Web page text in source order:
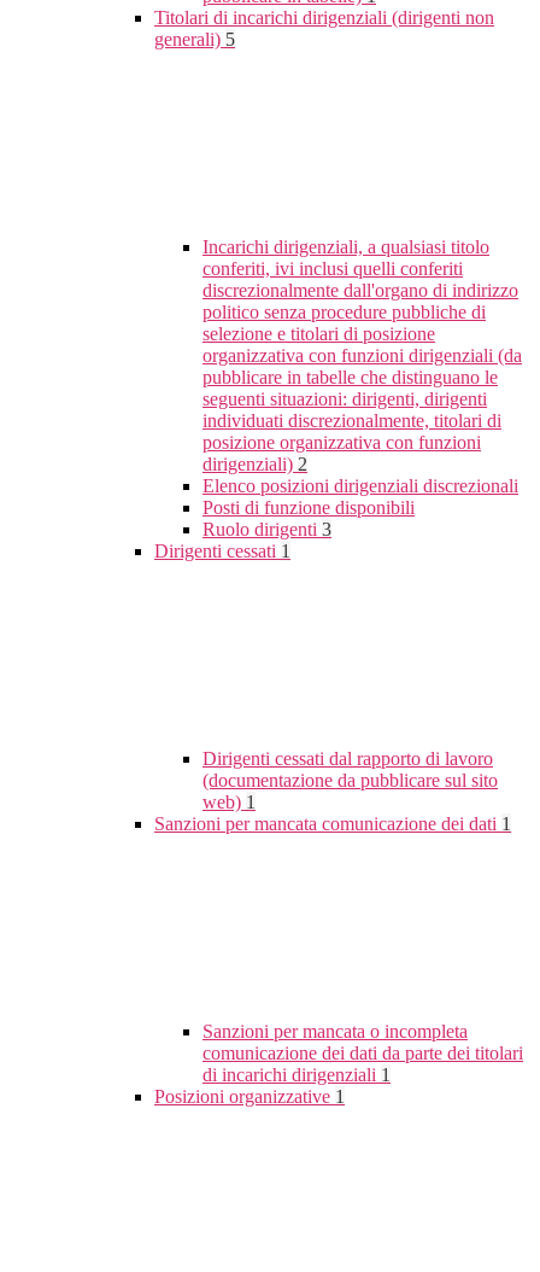
Titolari di incarichi dirigenziali (dirigenti non
generali) 5
Incarichi dirigenziali, a qualsiasi titolo
conferiti, ivi inclusi quelli conferiti
discrezionalmente dall'organo di indirizzo
politico senza procedure pubbliche di
selezione e titolari di posizione
organizzativa con funzioni dirigenziali (da
pubblicare in tabelle che distinguano le
seguenti situazioni: dirigenti, dirigenti
individuati discrezionalmente, titolari di
posizione organizzativa con funzioni
dirigenziali) 2
Elenco posizioni dirigenziali discrezionali
Posti di funzione disponibili
Ruolo dirigenti 3
Dirigenti cessati 1
Dirigenti cessati dal rapporto di lavoro
(documentazione da pubblicare sul sito
web) 1
Sanzioni per mancata comunicazione dei dati 1
Sanzioni per mancata o incompleta
comunicazione dei dati da parte dei titolari
di incarichi dirigenziali 1
Posizioni organizzative 1